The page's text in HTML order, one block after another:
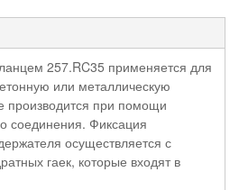
257.RC35 применяется для
или металлическую
производится при помощи
соединения. Фиксация
осуществляется с
гаек, которые входят в